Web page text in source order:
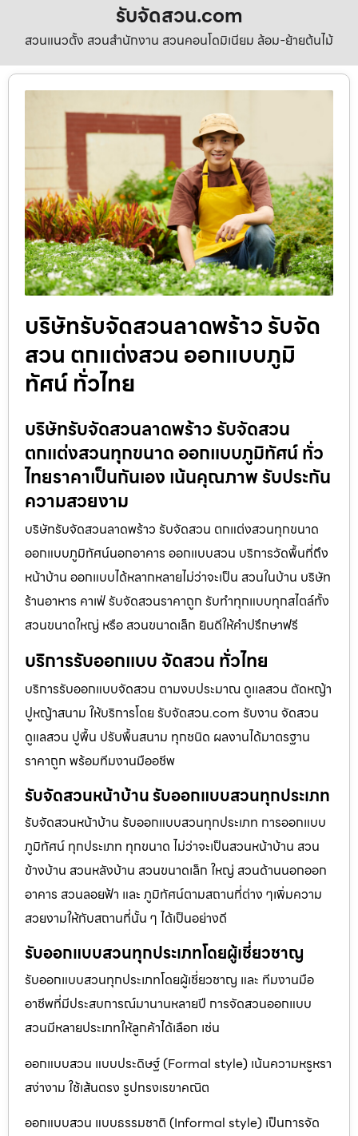
รับจัดสวน.com
สวนแนวตั้ง สวนสำนักงาน สวนคอนโดมิเนียม ล้อม-ย้ายต้นไม้
บริษัทรับจัดสวนลาดพร้าว รับจัด
สวน ตกแต่งสวน ออกแบบภูมิ
ทัศน์ ทั่วไทย
บริษัทรับจัดสวนลาดพร้าว รับจัดสวน
ตกแต่งสวนทุกขนาด ออกแบบภูมิทัศน์ ทั่ว
ไทยราคาเป็นกันเอง เน้นคุณภาพ รับประกัน
ความสวยงาม
บริษัทรับจัดสวนลาดพร้าว รับจัดสวน ตกแต่งสวนทุกขนาด
ออกแบบภูมิทัศน์นอกอาคาร ออกแบบสวน บริการวัดพื้นที่ถึง
หน้าบ้าน ออกแบบได้หลากหลายไม่ว่าจะเป็น สวนในบ้าน บริษัท
ร้านอาหาร คาเฟ่ รับจัดสวนราคาถูก รับทำทุกแบบทุกสไตล์ทั้ง
สวนขนาดใหญ่ หรือ สวนขนาดเล็ก ยินดีให้คำปรึกษาฟรี
บริการรับออกแบบ จัดสวน ทั่วไทย
บริการรับออกแบบจัดสวน ตามงบประมาณ ดูเเลสวน ตัดหญ้า
ปูหญ้าสนาม ให้บริการโดย รับจัดสวน.com รับงาน จัดสวน
ดูแลสวน ปูพื้น ปรับพื้นสนาม ทุกชนิด ผลงานได้มาตรฐาน
ราคาถูก พร้อมทีมงานมืออชีพ
รับจัดสวนหน้าบ้าน รับออกแบบสวนทุกประเภท
รับจัดสวนหน้าบ้าน รับออกแบบสวนทุกประเภท การออกแบบ
ภูมิทัศน์ ทุกประเภท ทุกขนาด ไม่ว่าจะเป็นสวนหน้าบ้าน สวน
ข้างบ้าน สวนหลังบ้าน สวนขนาดเล็ก ใหญ่ สวนด้านนอกออก
อาคาร สวนลอยฟ้า และ ภูมิทัศน์ตามสถานที่ต่าง ๆเพิ่มความ
สวยงามให้กับสถานที่นั้น ๆ ได้เป็นอย่างดี
รับออกแบบสวนทุกประเภทโดยผู้เชี่ยวชาญ
รับออกแบบสวนทุกประเภทโดยผู้เชี่ยวชาญ และ ทีมงานมือ
อาชีพที่มีประสบการณ์มานานหลายปี การจัดสวนออกแบบ
สวนมีหลายประเภทให้ลูกค้าได้เลือก เช่น
ออกแบบสวน แบบประดิษฐ์ (Formal style) เน้นความหรูหรา
สง่างาม ใช้เส้นตรง รูปทรงเรขาคณิต
ออกแบบสวน แบบธรรมชาติ (Informal style) เป็นการจัด